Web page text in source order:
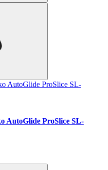
AutoGlide ProSlice SL-